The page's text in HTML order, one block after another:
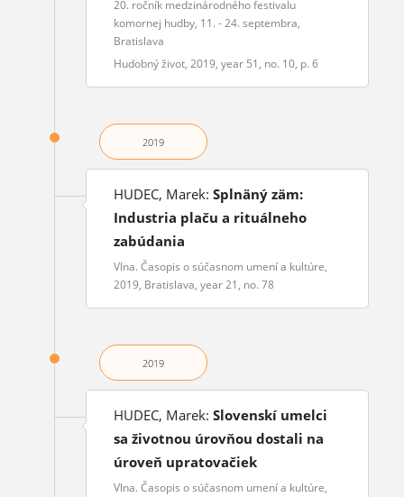
20. ročník medzinárodného festivalu
komornej hudby, 11. - 24. septembra,
Bratislava
Hudobný život, 2019, year 51, no. 10, p. 6
2019
HUDEC, Marek: Splnäný zäm:
Industria plaču a rituálneho
zabúdania
Vlna. Časopis o súčasnom umení a kultúre,
2019, Bratislava, year 21, no. 78
2019
HUDEC, Marek: Slovenskí umelci
sa životnou úrovňou dostali na
úroveň upratovačiek
Vlna. Časopis o súčasnom umení a kultúre,